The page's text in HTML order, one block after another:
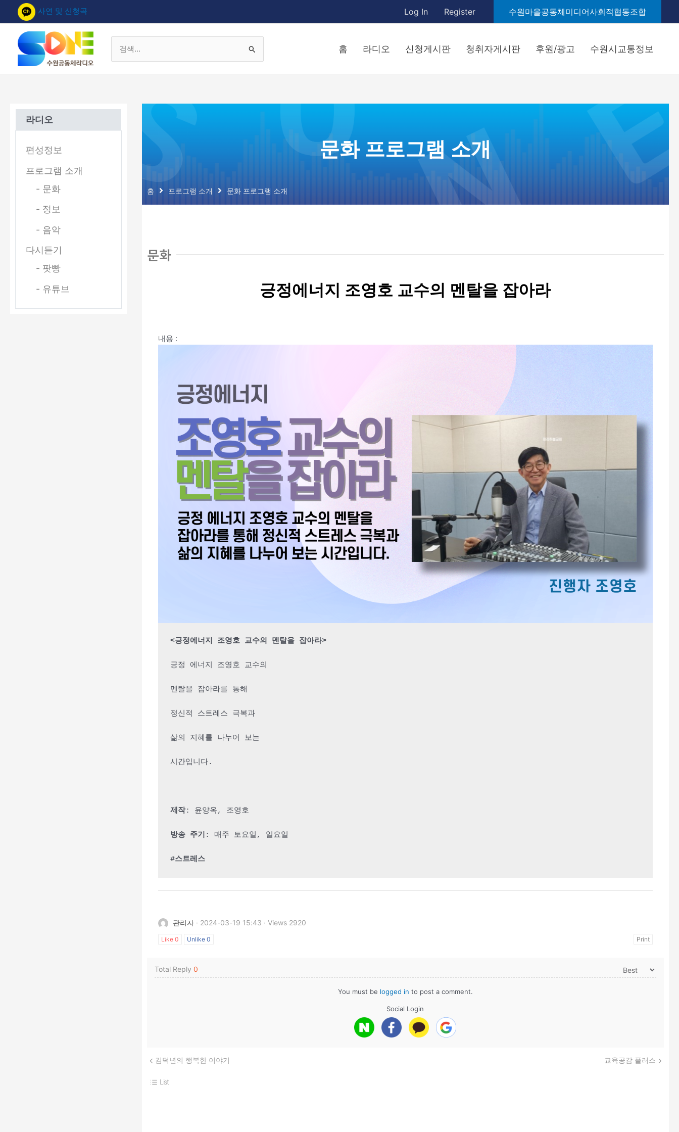
사연 및 신청곡 Log In Register 수원마을공동체미디어사회적협동조합
색
대
홈 라디오 신청게시판 청취자게시판 후원/광고 수원시교통정보
라디오
편성정보
프로그램 소개
- 문화
- 정보
- 음악
다시듣기
- 팟빵
- 유튜브
문화 프로그램 소개
홈 프로그램 소개 문화 프로그램 소개
문화
긍정에너지 조영호 교수의 멘탈을 잡아라
내용 :
<긍정에너지 조영호 교수의 멘탈을 잡아라>
긍정 에너지 조영호 교수의
멘탈을 잡아라를 통해
정신적 스트레스 극복과
삶의 지혜를 나누어 보는
시간입니다.
제작: 윤양옥, 조영호
방송 주기 : 매주 토요일, 일요일
#스트레스
관리자 · 2024-03-19 15:43 · Views 2920
Like 0 Unlike 0 Print
Total Reply 0
You must be logged in to post a comment.
Social Login
김덕년의 행복한 이야기 교육공감 플러스
List